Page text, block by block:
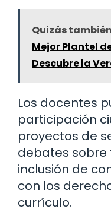
Quizás
Mejor Plantel
Descubre la
Los docentes
participación
proyectos de
debates sobre
inclusión de
con los
currículo.